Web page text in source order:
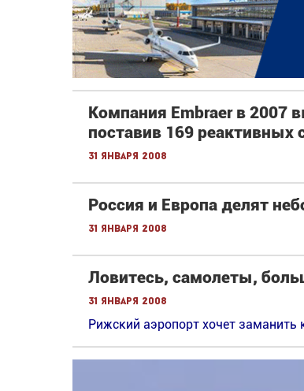
Компания Embraer в
поставив 169 реактивных
31 января 2008
Россия и Европа делят
31 января 2008
Ловитесь, самолеты,
31 января 2008
Рижский аэропорт хочет заманить